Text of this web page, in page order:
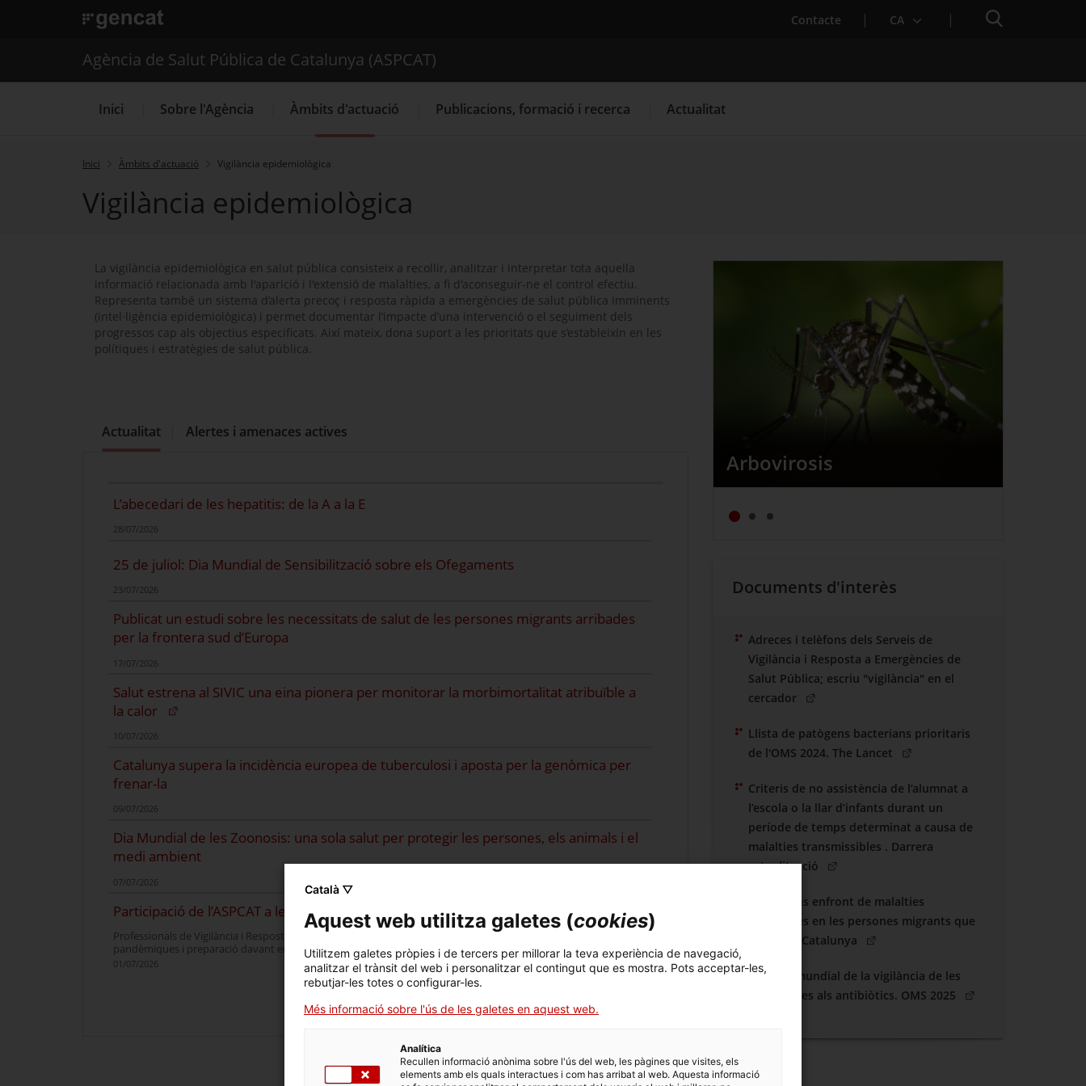
. Obre en una nova finestra. Contacte CA Cercador
Cercador
Agència de Salut Pública de Catalunya (ASPCAT)
Inici Sobre l'Agència Àmbits d'actuació Publicacions, formació i recerca Actualitat
. Obre en una nova finestra.
Inici Àmbits d'actuació Vigilància epidemiològica
Vigilància epidemiològica
La vigilància epidemiològica en salut pública consisteix a recollir, analitzar i interpretar tota aquella
informació relacionada amb l'aparició i l'extensió de malalties, a fi d'aconseguir-ne el control efectiu.
Representa també un sistema d’alerta precoç i resposta ràpida a emergències de salut pública imminents
(intel·ligència epidemiològica) i permet documentar l’impacte d’una intervenció o el seguiment dels
progressos cap als objectius especificats. Així mateix, dona suport a les prioritats que s’estableixin en les
polítiques i estratègies de salut pública.
Actualitat
Alertes i amenaces actives
L’abecedari de les hepatitis: de la A a la E
28/07/2026
25 de juliol: Dia Mundial de Sensibilització sobre els Ofegaments
23/07/2026
Publicat un estudi sobre les necessitats de salut de les persones migrants arribades
per la frontera sud d’Europa
17/07/2026
Salut estrena al SIVIC una eina pionera per monitorar la morbimortalitat atribuïble a
la calor
10/07/2026
Catalunya supera la incidència europea de tuberculosi i aposta per la genòmica per
frenar-la
09/07/2026
Dia Mundial de les Zoonosis: una sola salut per protegir les persones, els animals i el
medi ambient
07/07/2026
Participació de l’ASPCAT a les Jornades de Malalties Emergents
Professionals de Vigilància i Resposta a Emergències comparteixen experiències sobre zoonosis, amenaces
pandèmiques i preparació davant emergències de salut pública.
01/07/2026
Arbovirosis
Documents d'interès
Adreces i telèfons dels Serveis de
Vigilància i Resposta a Emergències de
Salut Pública; escriu "vigilància" en el
cercador
(Obre en una nova finestra)
Llista de patògens bacterians prioritaris
de l'OMS 2024. The Lancet
(Obre en una nova finestra)
Criteris de no assistència de l’alumnat a
l’escola o la llar d’infants durant un
període de temps determinat a causa de
malalties transmissibles . Darrera
actualització
(Obre en una nova finestra)
Actuacions enfront de malalties
infeccioses en les persones migrants que
arriben a Catalunya
(Obre en una nova finestra)
Informe mundial de la vigilància de les
resistències als antibiòtics. OMS 2025
Català ▽
Aquest web utilitza galetes (cookies)
Utilitzem galetes pròpies i de tercers per millorar la teva experiència de navegació,
analitzar el trànsit del web i personalitzar el contingut que es mostra. Pots acceptar-les,
rebutjar-les totes o configurar-les.
Més informació sobre l'ús de les galetes en aquest web.
Analítica
Recullen informació anònima sobre l'ús del web, les pàgines que visites, els
elements amb els quals interactues i com has arribat al web. Aquesta informació